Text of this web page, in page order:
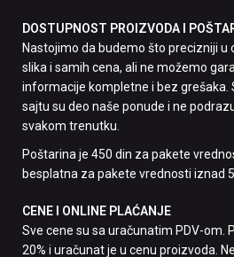
DOSTUPNOST PROIZVODA I
Nastojimo da budemo što precizniji u
slika i samih cena, ali ne možemo
informacije kompletne i bez grešaka.
sajtu su deo naše ponude i ne
svakom trenutku.
Poštarina je 450 din za pakete
besplatna za pakete vrednosti iznad
CENE I ONLINE PLAĆANJE
Sve cene su sa uračunatim PDV-om.
20% i uračunat je u cenu proizvoda.